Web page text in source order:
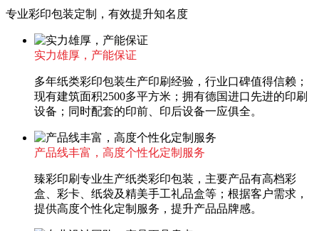
专业彩印包装定制，有效提升知名度
实力雄厚，产能保证
多年纸类彩印包装生产印刷经验，行业口碑值得信赖；
现有建筑面积2500多平方米；拥有德国进口先进的印刷
设备；同时配套的印前、印后设备一应俱全。
产品线丰富，高度个性化定制服务
臻彩印刷专业生产纸类彩印包装，主要产品有高档彩
盒、彩卡、纸袋及精美手工礼品盒等；根据客户需求，
提供高度个性化定制服务，提升产品品牌感。